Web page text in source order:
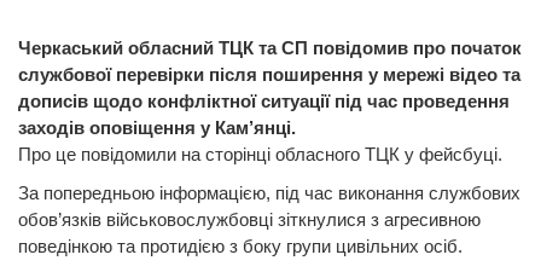
Черкаський обласний ТЦК та СП повідомив про початок
службової перевірки після поширення у мережі відео та
дописів щодо конфліктної ситуації під час проведення
заходів оповіщення у Кам’янці.
Про це повідомили на сторінці обласного ТЦК у фейсбуці.
За попередньою інформацією, під час виконання службових
обов’язків військовослужбовці зіткнулися з агресивною
поведінкою та протидією з боку групи цивільних осіб.